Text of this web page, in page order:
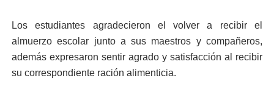
Los estudiantes agradecieron el volver a recibir el
almuerzo escolar junto a sus maestros y compañeros,
además expresaron sentir agrado y satisfacción al recibir
su correspondiente ración alimenticia.